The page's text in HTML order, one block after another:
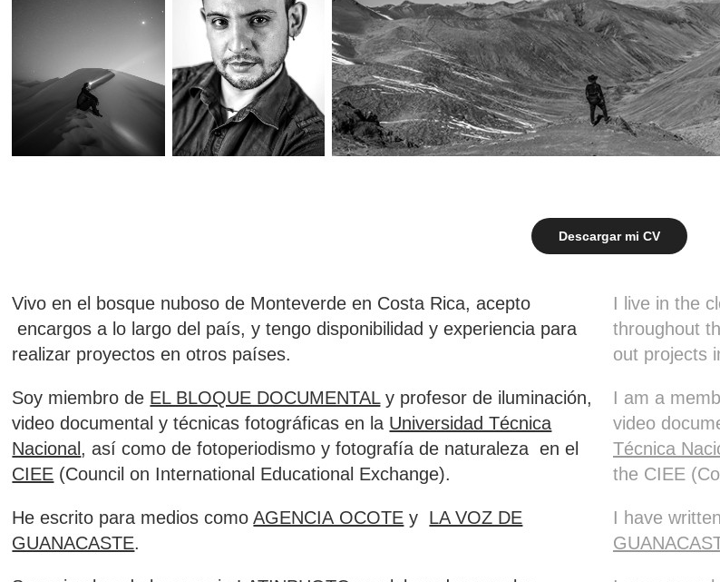
Descargar mi CV
Vivo en el bosque nuboso de Monteverde en Costa Rica, acepto
encargos a lo largo del país, y tengo disponibilidad y experiencia para
realizar proyectos en otros países.
Soy miembro de EL BLOQUE DOCUMENTAL y profesor de iluminación,
video documental y técnicas fotográficas en la Universidad Técnica
Nacional ,así como de fotoperiodismo y fotografía de naturaleza en el
CIEE (Council on International Educational Exchange).
He escrito para medios comoAGENCIA OCOTE y LA VOZ DE
GUANACASTE.
I live in the
throughout
out projects
I am a
video
Técnica
the CIEE
I have